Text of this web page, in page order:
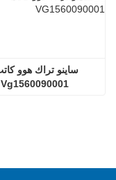
Vg1560090001